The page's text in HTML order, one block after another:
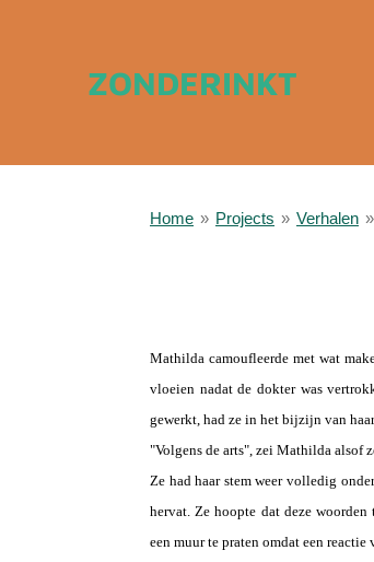
ZONDERINKT
Home » Projects » Verhalen »
Mathilda camoufleerde met wat
vloeien nadat de dokter was
gewerkt, had ze in het bijzijn van
"Volgens de arts", zei Mathilda alsof
Ze had haar stem weer volledig
hervat. Ze hoopte dat deze
een muur te praten omdat een